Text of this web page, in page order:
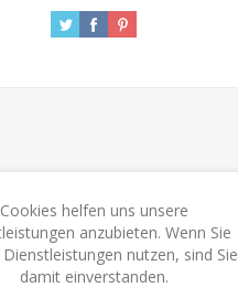
BEWERTUNGEN
KONTAKTIEREN SIE UNS
Cookies helfen uns unsere
anzubieten. Wenn Sie
nutzen, sind Sie
damit einverstanden.